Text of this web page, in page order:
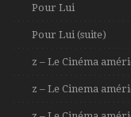
Pour Lui
Pour Lui (suite)
z – Le Cinéma
z – Le Cinema